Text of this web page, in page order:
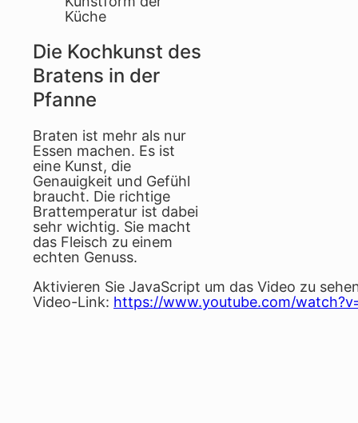
Küche
Die Kochkunst des
Bratens in der
Pfanne
Braten ist mehr als nur
Essen machen. Es ist
eine Kunst, die
Genauigkeit und Gefühl
braucht. Die richtige
Brattemperatur ist dabei
sehr wichtig. Sie macht
das Fleisch zu einem
echten Genuss.
Aktivieren Sie JavaScript um das Video zu
Video-Link: https://www.youtube.com/